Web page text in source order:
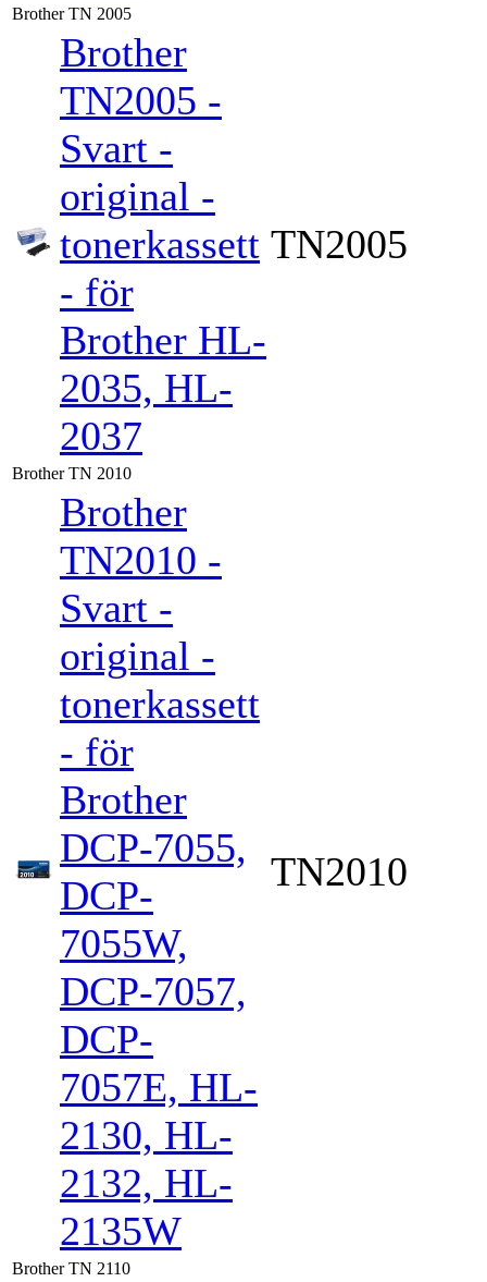
Brother TN 2005
Brother
TN2005 -
Svart -
original -
tonerkassett
- för
Brother HL-
2035, HL-
2037
TN2005
Brother TN 2010
Brother
TN2010 -
Svart -
original -
tonerkassett
- för
Brother
DCP-7055,
DCP-
7055W,
DCP-7057,
DCP-
7057E, HL-
2130, HL-
2132, HL-
2135W
TN2010
Brother TN 2110